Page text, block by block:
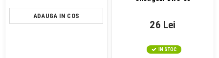
ADAUGA IN COS
26 Lei
IN STOC